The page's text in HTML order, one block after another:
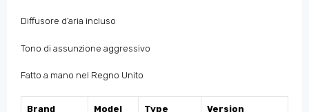
Diffusore d’aria incluso
Tono di assunzione aggressivo
Fatto a mano nel Regno Unito
Brand Model Type Version